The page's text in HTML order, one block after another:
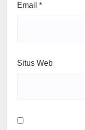
Email *
Situs Web